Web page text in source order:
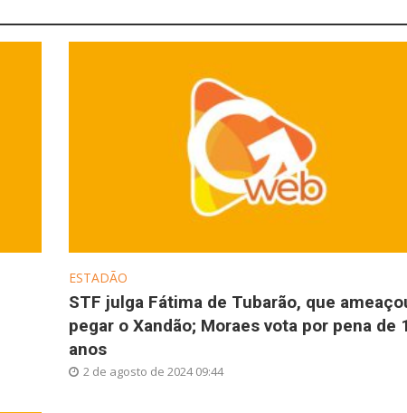
ESTADÃO
STF julga Fátima de Tubarão, que
pegar o Xandão; Moraes vota por pena de
anos
2 de agosto de 2024 09:44